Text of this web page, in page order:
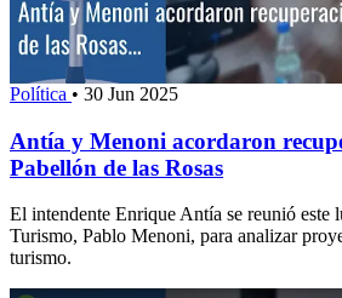
Política • 30 Jun 2025
Antía y Menoni acordaron
Pabellón de las Rosas
El intendente Enrique Antía se reunió este
Turismo, Pablo Menoni, para analizar
turismo.